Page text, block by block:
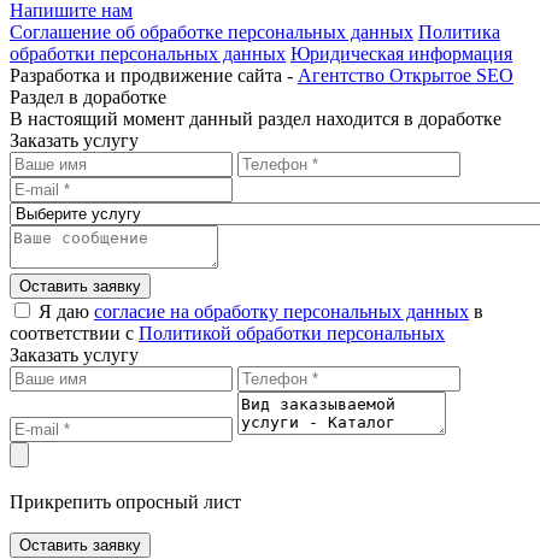
Напишите нам
Соглашение об обработке персональных данных Политика
обработки персональных данных Юридическая информация
Разработка и продвижение сайта - Агентство Открытое SEO
Раздел в доработке
В настоящий момент данный раздел находится в доработке
Заказать услугу
Оставить заявку
Я даю согласие на обработку персональных данных в
соответствии с Политикой обработки персональных
Заказать услугу
Прикрепить опросный лист
Оставить заявку